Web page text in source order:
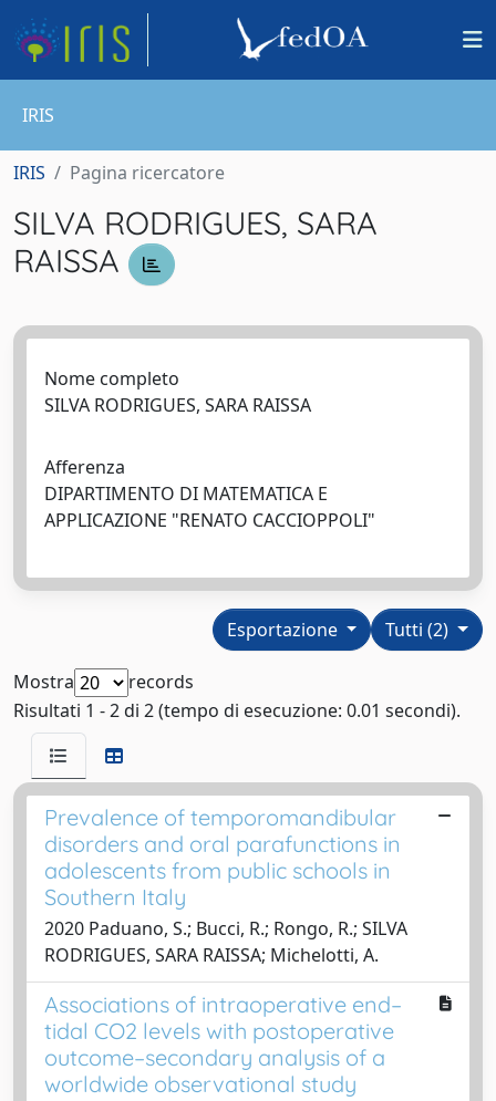
IRIS
IRIS Pagina ricercatore
SILVA RODRIGUES, SARA
RAISSA
Nome completo
SILVA RODRIGUES, SARA RAISSA
Afferenza
DIPARTIMENTO DI MATEMATICA E
APPLICAZIONE "RENATO CACCIOPPOLI"
Tutti (2)
Esportazione
Mostra
records
Risultati 1 - 2 di 2 (tempo di esecuzione: 0.01 secondi).
Prevalence of temporomandibular
disorders and oral parafunctions in
adolescents from public schools in
Southern Italy
2020 Paduano, S.; Bucci, R.; Rongo, R.; SILVA
RODRIGUES, SARA RAISSA; Michelotti, A.
Associations of intraoperative end–
tidal CO2 levels with postoperative
outcome–secondary analysis of a
worldwide observational study